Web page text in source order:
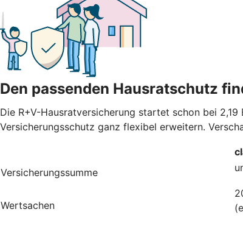
Den passenden Hausratschutz
Die R+V-Hausratversicherung startet schon bei 2,19
Versicherungsschutz ganz flexibel erweitern.
Versicherungssumme
Wertsachen